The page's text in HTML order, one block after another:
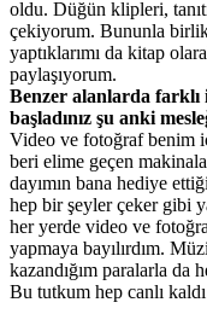
oldu. Düğün klipleri,
çekiyorum. Bununla
yaptıklarımı da kitap
paylaşıyorum.
Benzer alanlarda farklı
başladınız şu anki
Video ve fotoğraf benim
beri elime geçen
dayımın bana hediye
hep bir şeyler çeker gibi
her yerde video ve
yapmaya bayılırdım.
kazandığım paralarla da
Bu tutkum hep canlı